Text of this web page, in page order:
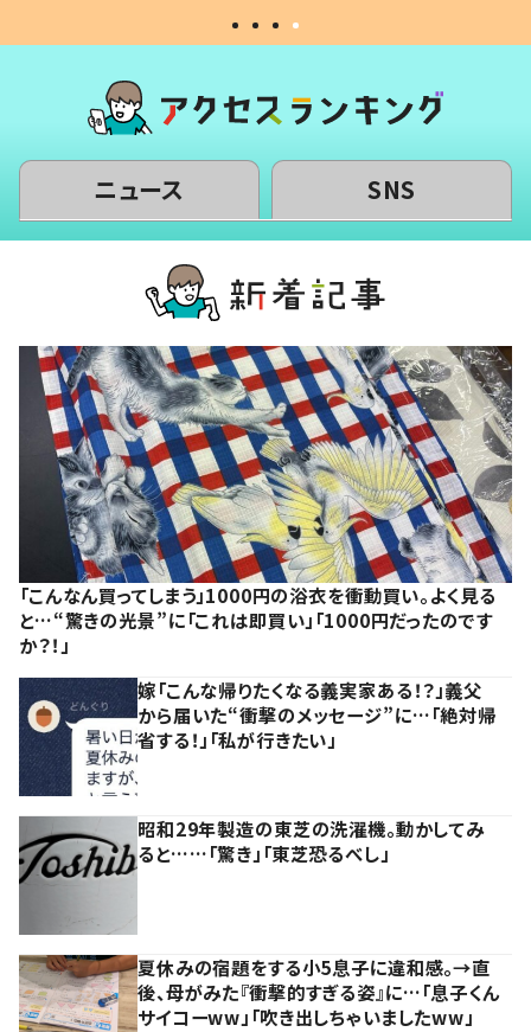
ニュース SNS
「こんなん買ってしまう」1000円の浴衣を衝動買い。よく見る
と…“驚きの光景”に「これは即買い」「1000円だったのです
か？！」
嫁「こんな帰りたくなる義実家ある！？」義父
から届いた“衝撃のメッセージ”に…「絶対帰
省する！」「私が行きたい」
昭和29年製造の東芝の洗濯機。動かしてみ
ると……「驚き」「東芝恐るべし」
夏休みの宿題をする小5息子に違和感。→直
後、母がみた『衝撃的すぎる姿』に…「息子くん
サイコーww」「吹き出しちゃいましたww」